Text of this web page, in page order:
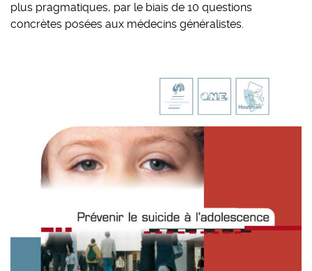
plus pragmatiques, par le biais de 10 questions
concrètes posées aux médecins généralistes.